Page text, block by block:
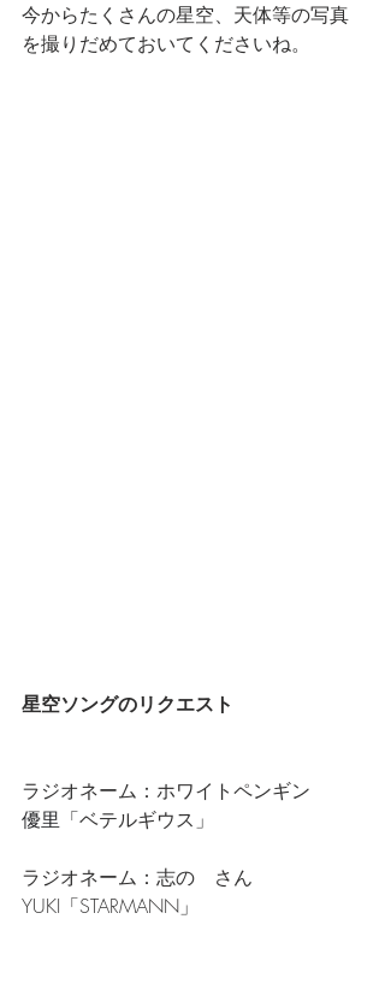
今からたくさんの星空、天体等の写真
を撮りだめておいてくださいね。
星空ソングのリクエスト
ラジオネーム：ホワイトペンギン
優里 「ベテルギウス」
ラジオネーム：志の　さん
YUKI「STARMANN」